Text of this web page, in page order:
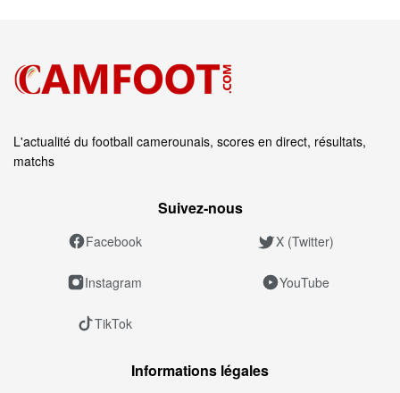
L'actualité du football camerounais, scores en direct, résultats,
matchs
Suivez‑nous
Facebook X (Twitter)
Instagram YouTube
TikTok
Informations légales